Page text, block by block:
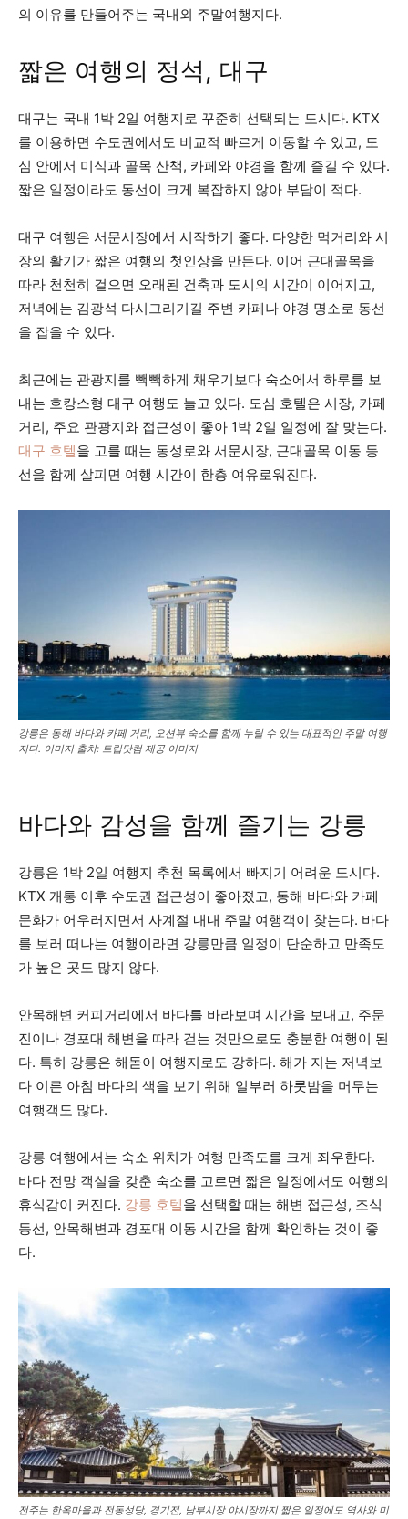
의 이유를 만들어주는 국내외 주말여행지다.
짧은 여행의 정석, 대구
대구는 국내 1박 2일 여행지로 꾸준히 선택되는 도시다. KTX
를 이용하면 수도권에서도 비교적 빠르게 이동할 수 있고, 도
심 안에서 미식과 골목 산책, 카페와 야경을 함께 즐길 수 있다.
짧은 일정이라도 동선이 크게 복잡하지 않아 부담이 적다.
대구 여행은 서문시장에서 시작하기 좋다. 다양한 먹거리와 시
장의 활기가 짧은 여행의 첫인상을 만든다. 이어 근대골목을
따라 천천히 걸으면 오래된 건축과 도시의 시간이 이어지고,
저녁에는 김광석 다시그리기길 주변 카페나 야경 명소로 동선
을 잡을 수 있다.
최근에는 관광지를 빽빽하게 채우기보다 숙소에서 하루를 보
내는 호캉스형 대구 여행도 늘고 있다. 도심 호텔은 시장, 카페
거리, 주요 관광지와 접근성이 좋아 1박 2일 일정에 잘 맞는다.
대구 호텔을 고를 때는 동성로와 서문시장, 근대골목 이동 동
선을 함께 살피면 여행 시간이 한층 여유로워진다.
강릉은 동해 바다와 카페 거리, 오션뷰 숙소를 함께 누릴 수 있는 대표적인 주말 여행
지다. 이미지 출처: 트립닷컴 제공 이미지
바다와 감성을 함께 즐기는 강릉
강릉은 1박 2일 여행지 추천 목록에서 빠지기 어려운 도시다.
KTX 개통 이후 수도권 접근성이 좋아졌고, 동해 바다와 카페
문화가 어우러지면서 사계절 내내 주말 여행객이 찾는다. 바다
를 보러 떠나는 여행이라면 강릉만큼 일정이 단순하고 만족도
가 높은 곳도 많지 않다.
안목해변 커피거리에서 바다를 바라보며 시간을 보내고, 주문
진이나 경포대 해변을 따라 걷는 것만으로도 충분한 여행이 된
다. 특히 강릉은 해돋이 여행지로도 강하다. 해가 지는 저녁보
다 이른 아침 바다의 색을 보기 위해 일부러 하룻밤을 머무는
여행객도 많다.
강릉 여행에서는 숙소 위치가 여행 만족도를 크게 좌우한다.
바다 전망 객실을 갖춘 숙소를 고르면 짧은 일정에서도 여행의
휴식감이 커진다. 강릉 호텔을 선택할 때는 해변 접근성, 조식
동선, 안목해변과 경포대 이동 시간을 함께 확인하는 것이 좋
다.
전주는 한옥마을과 전동성당, 경기전, 남부시장 야시장까지 짧은 일정에도 역사와 미